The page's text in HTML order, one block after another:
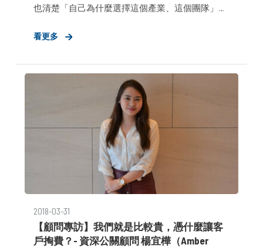
也清楚「自己為什麼選擇這個產業、這個團隊」？
券；但唯有後者，可在面臨挫折及挑戰時，為自己
看更多
2018-03-31
【顧問專訪】我們就是比較貴，憑什麼讓客
戶掏費？- 資深公關顧問 楊宜樺（Amber